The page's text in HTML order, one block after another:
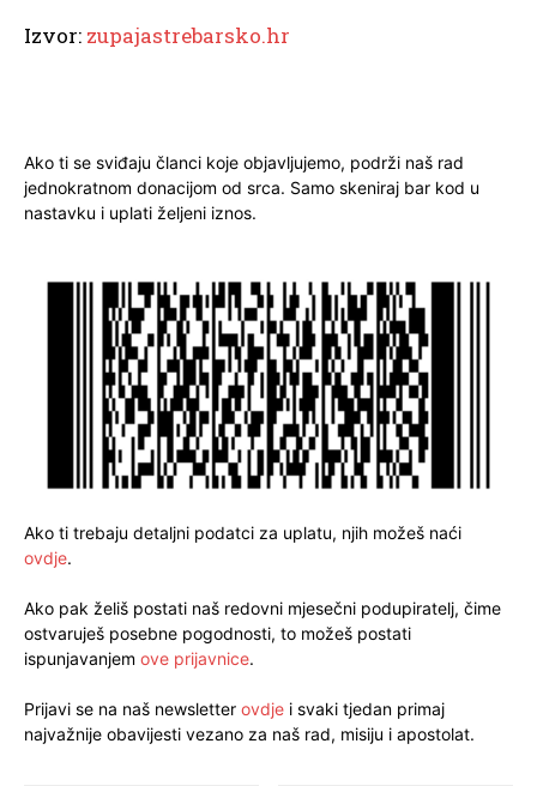
Izvor: zupajastrebarsko.hr
Ako ti se sviđaju članci koje objavljujemo, podrži naš rad
jednokratnom donacijom od srca. Samo skeniraj bar kod u
nastavku i uplati željeni iznos.
Ako ti trebaju detaljni podatci za uplatu, njih možeš naći
ovdje.
Ako pak želiš postati naš redovni mjesečni podupiratelj, čime
ostvaruješ posebne pogodnosti, to možeš postati
ispunjavanjem ove prijavnice.
Prijavi se na naš newsletter ovdje i svaki tjedan primaj
najvažnije obavijesti vezano za naš rad, misiju i apostolat.